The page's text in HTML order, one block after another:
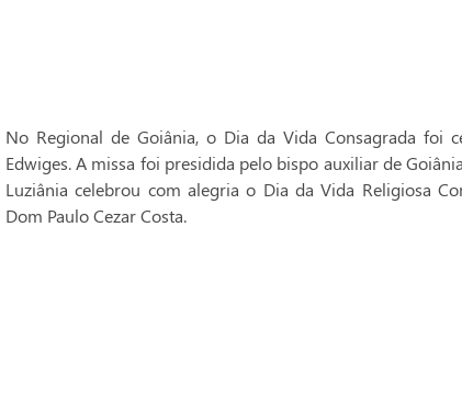
No Regional de Goiânia, o Dia da Vida Consagrada foi
Edwiges. A missa foi presidida pelo bispo auxiliar de
Luziânia celebrou com alegria o Dia da Vida Religiosa
Dom Paulo Cezar Costa.